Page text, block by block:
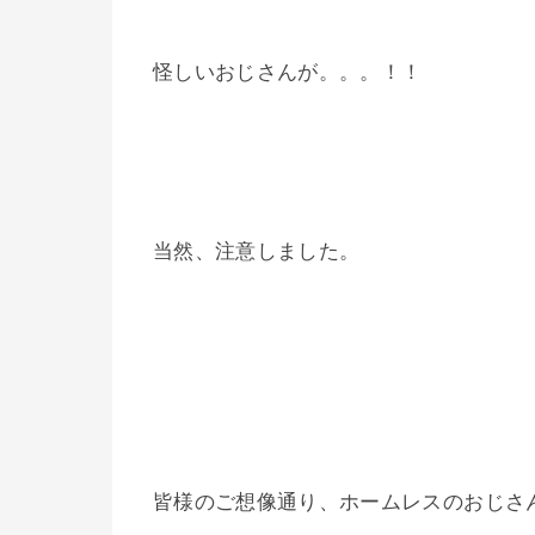
怪しいおじさんが。。。！！
当然、注意しました。
皆様のご想像通り、ホームレスのおじさ